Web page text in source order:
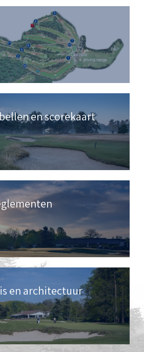
en scorekaart
en architectuur